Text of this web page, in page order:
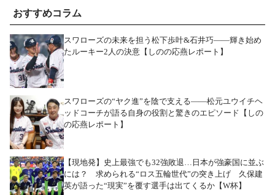
おすすめコラム
スワローズの未来を担う松下歩叶&石井巧――輝き始め
たルーキー2人の決意【しのの応燕レポート】
スワローズの“ヤク進”を陰で支える――松元ユウイチヘ
ッドコーチが語る自身の役割と驚きのエピソード【しの
の応燕レポート】
【現地発】史上最強でも32強敗退…日本が強豪国に並ぶ
には？ 求められる“ロス五輪世代”の突き上げ 久保建
英が語った“現実”を覆す選手は出てくるか【W杯】